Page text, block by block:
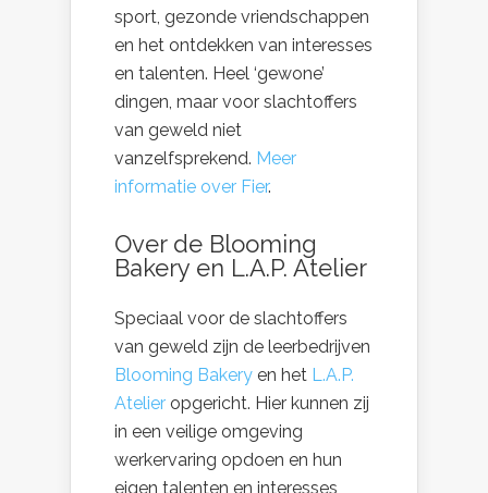
sport, gezonde vriendschappen
en het ontdekken van interesses
en talenten. Heel ‘gewone’
dingen, maar voor slachtoffers
van geweld niet
vanzelfsprekend. Meer
informatie over Fier.
Over de Blooming
Bakery en L.A.P. Atelier
Speciaal voor de slachtoffers
van geweld zijn de leerbedrijven
Blooming Bakery en het L.A.P.
Atelier opgericht. Hier kunnen zij
in een veilige omgeving
werkervaring opdoen en hun
eigen talenten en interesses